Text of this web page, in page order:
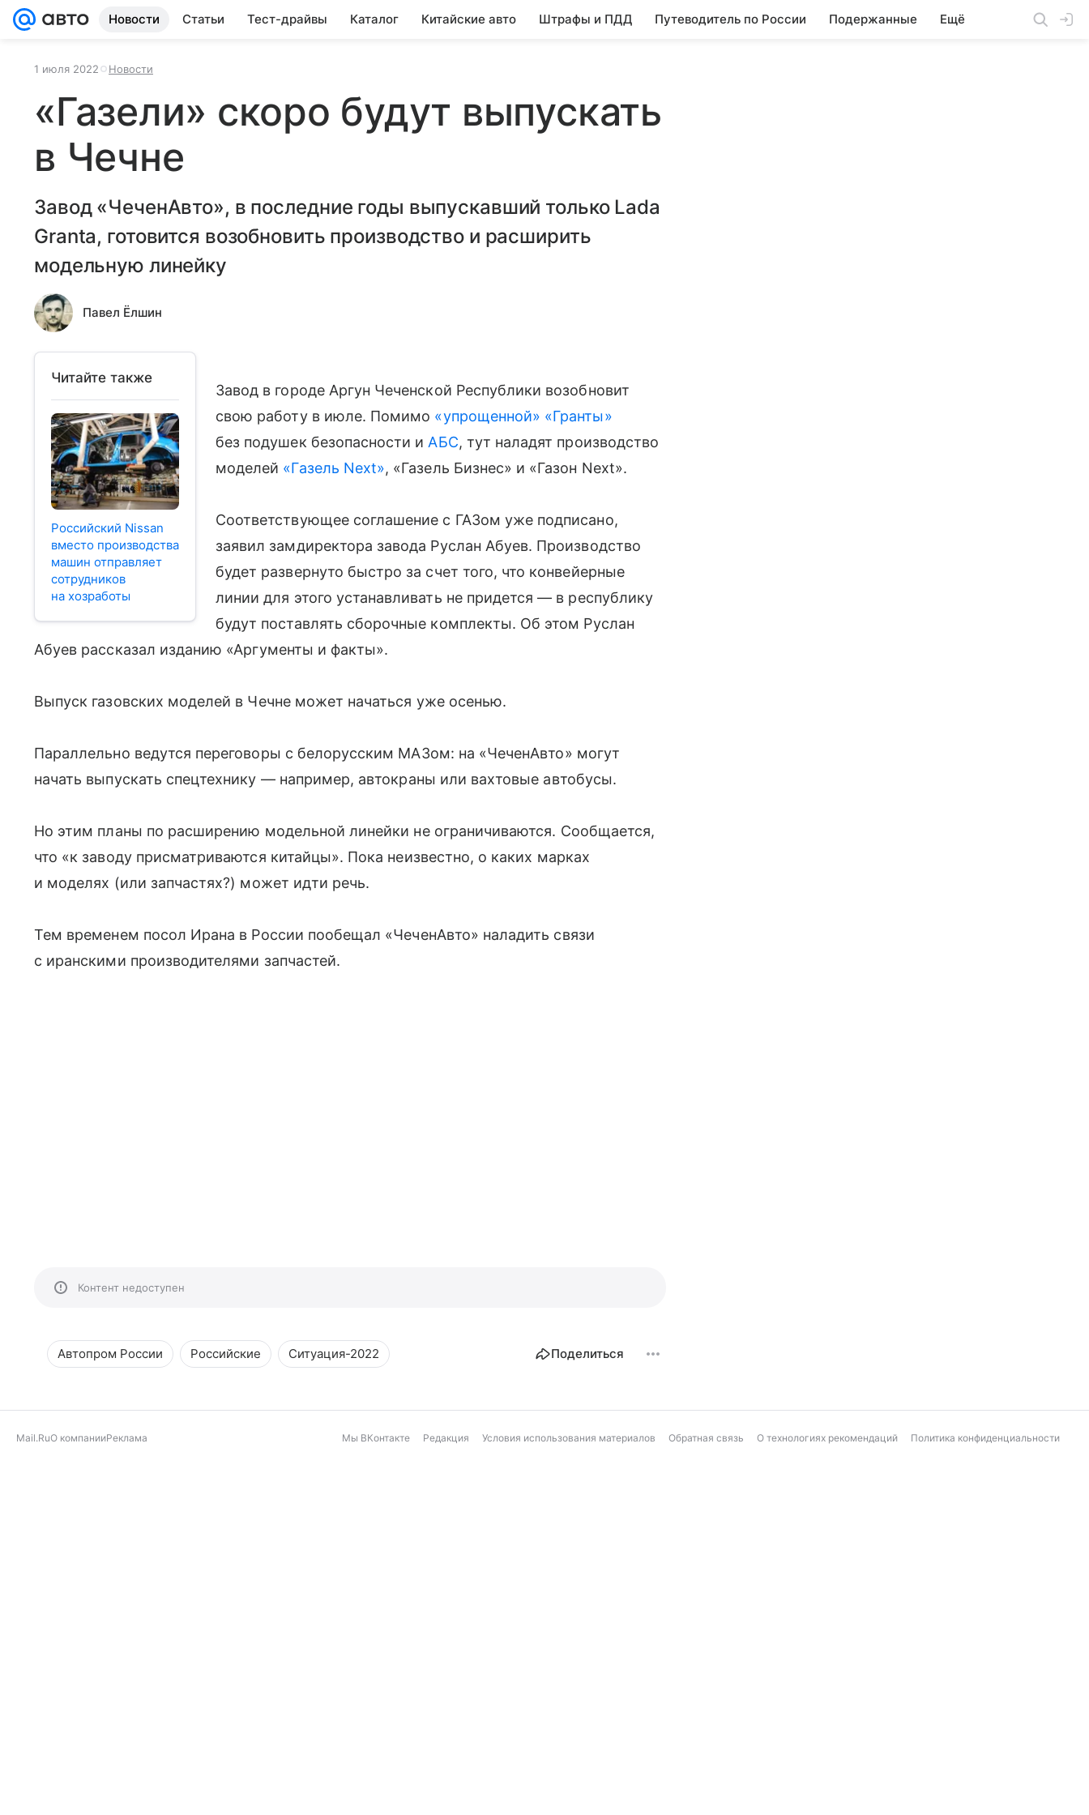
Новости Статьи Тест-драйвы Каталог Китайские авто Штрафы и ПДД Путеводитель по России Подержанные Ещё
1 июля 2022 Новости
«Газели» скоро будут выпускать
в Чечне
Завод «ЧеченАвто», в последние годы выпускавший только Lada
Granta, готовится возобновить производство и расширить
модельную линейку
Павел Ёлшин
Читайте также
Российский Nissan
вместо производства
машин отправляет
сотрудников
на хозработы
Завод в городе Аргун Чеченской Республики возобновит
свою работу в июле. Помимо «упрощенной» «Гранты»
без подушек безопасности и АБС, тут наладят производство
моделей «Газель Next», «Газель Бизнес» и «Газон Next».
Соответствующее соглашение с ГАЗом уже подписано,
заявил замдиректора завода Руслан Абуев. Производство
будет развернуто быстро за счет того, что конвейерные
линии для этого устанавливать не придется — в республику
будут поставлять сборочные комплекты. Об этом Руслан
Абуев рассказал изданию «Аргументы и факты».
Выпуск газовских моделей в Чечне может начаться уже осенью.
Параллельно ведутся переговоры с белорусским МАЗом: на «ЧеченАвто» могут
начать выпускать спецтехнику — например, автокраны или вахтовые автобусы.
Но этим планы по расширению модельной линейки не ограничиваются. Сообщается,
что «к заводу присматриваются китайцы». Пока неизвестно, о каких марках
и моделях (или запчастях?) может идти речь.
Тем временем посол Ирана в России пообещал «ЧеченАвто» наладить связи
с иранскими производителями запчастей.
Контент недоступен
Автопром России Российские Ситуация-2022 Поделиться
Mail.RuО компанииРеклама Мы ВКонтакте Редакция Условия использования материалов Обратная связь О технологиях рекомендаций Политика конфиденциальности